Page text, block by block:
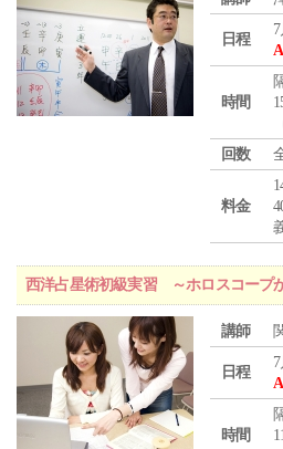
日程
時間
回数
料金
西洋占星術初級実習 ～ホロスコープ
講師
日程
時間